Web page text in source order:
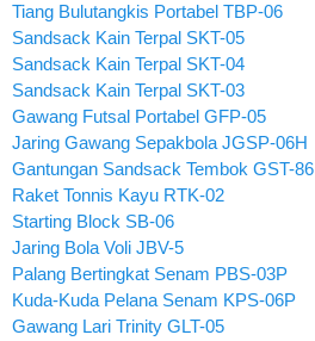
Tiang Bulutangkis Portabel TBP-06
Sandsack Kain Terpal SKT-05
Sandsack Kain Terpal SKT-04
Sandsack Kain Terpal SKT-03
Gawang Futsal Portabel GFP-05
Jaring Gawang Sepakbola JGSP-06H
Gantungan Sandsack Tembok GST-86
Raket Tonnis Kayu RTK-02
Starting Block SB-06
Jaring Bola Voli JBV-5
Palang Bertingkat Senam PBS-03P
Kuda-Kuda Pelana Senam KPS-06P
Gawang Lari Trinity GLT-05